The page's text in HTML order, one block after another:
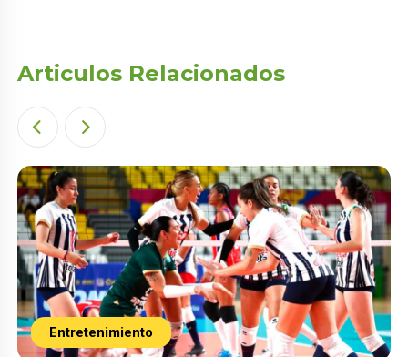
Articulos Relacionados
Entretenimiento